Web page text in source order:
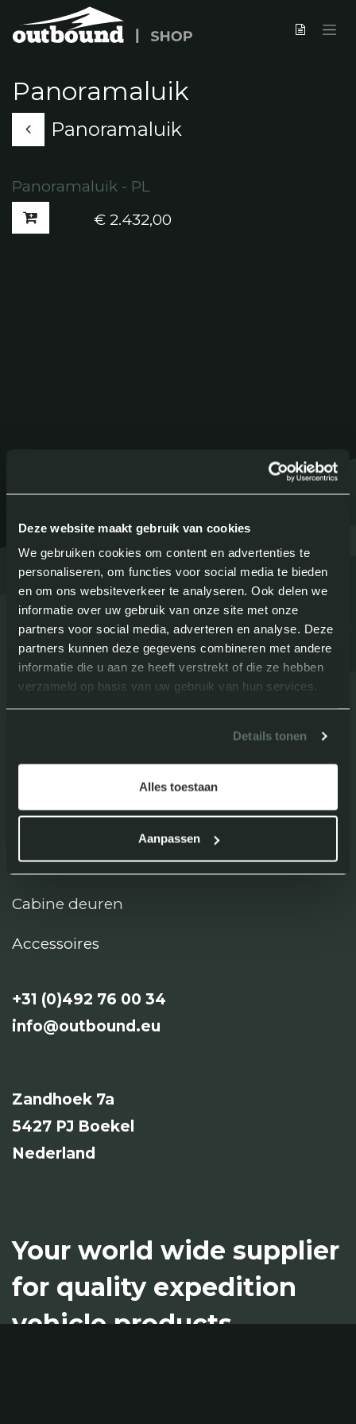
Deze website maakt gebruik van cookies
We gebruiken cookies om content en advertenties te
personaliseren, om functies voor social media te bieden
en om ons websiteverkeer te analyseren. Ook delen we
informatie over uw gebruik van onze site met onze
partners voor social media, adverteren en analyse. Deze
partners kunnen deze gegevens combineren met andere
informatie die u aan ze heeft verstrekt of die ze hebben
verzameld op basis van uw gebruik van hun services.
Details tonen
Alles toestaan
Aanpassen
Overslaan naar inhoud
Panoramaluik
Panoramaluik
Nieuw!
Panoramaluik - PL
€ 2.432,00
Ramen
Deuren
Luiken
Cabine deuren
Accessoires
+31 (0)492 76 00 34​​
info@outbound .eu
Zandhoek 7a
5427 PJ Boekel
Nederland
Your world wide supplier
for quality expedition
vehicle products.